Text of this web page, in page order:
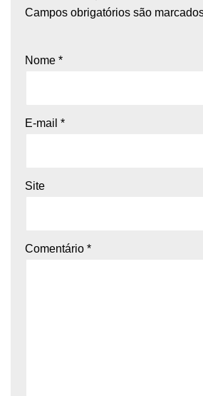
Campos obrigatórios são
Nome *
E-mail *
Site
Comentário *